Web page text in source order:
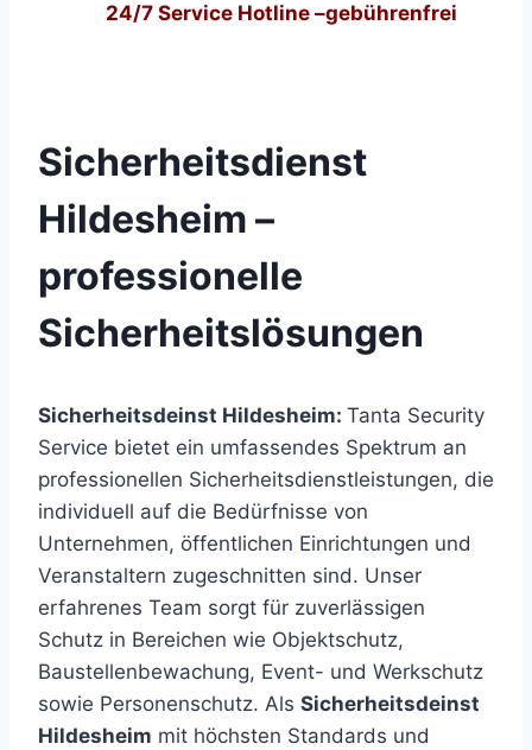
24/7Service Hotline –gebührenfrei
Sicherheitsdienst
Hildesheim –
professionelle
Sicherheitslösungen
Sicherheitsdeinst Hildesheim: Tanta Security
Service bietet ein umfassendes Spektrum an
professionellen Sicherheitsdienstleistungen, die
individuell auf die Bedürfnisse von
Unternehmen, öffentlichen Einrichtungen und
Veranstaltern zugeschnitten sind. Unser
erfahrenes Team sorgt für zuverlässigen
Schutz in Bereichen wie Objektschutz,
Baustellenbewachung, Event- und Werkschutz
sowie Personenschutz. Als Sicherheitsdeinst
Hildesheim mit höchsten Standards und